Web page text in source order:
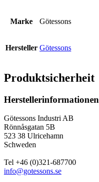
Marke Götessons
Hersteller Götessons
Produktsicherheit
Herstellerinformationen
Götessons Industri AB
Rönnåsgatan 5B
523 38 Ulricehamn
Schweden
Tel +46 (0)321-687700
info@gotessons.se